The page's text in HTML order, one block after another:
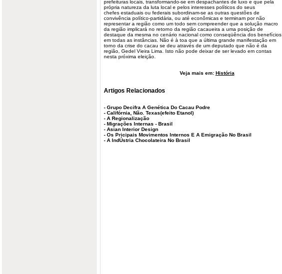
prefeituras locais, transformando-se em despachantes de luxo e que pela
própria natureza da luta local e pelos interesses políticos do seus
chefes estaduais ou federais subordinam-se as outras questões de
convivência político-partidária, ou até econômicas e terminam por não
representar a região como um todo sem compreender que a solução macro
da região implicará no retorno da região cacaueira a uma posição de
destaque da mesma no cenário nacional como conseqüência dos benefícios
em todas as instâncias. Não é à toa que a última grande manifestação em
torno da crise do cacau se deu através de um deputado que não é da
região, Gedel Vieira Lima. Isto não pode deixar de ser levado em contas
nesta próxima eleição.
Veja mais em: História
Artigos Relacionados
- Grupo Decifra A Genética Do Cacau Podre
- Califórnia, Não. Texas(efeito Etanol)
- A Regionalização
- Migrações Internas - Brasil
- Asian Interior Design
- Os Pricipais Movimentos Internos E A Emigração No Brasil
- A IndÚstria Chocolateira No Brasil